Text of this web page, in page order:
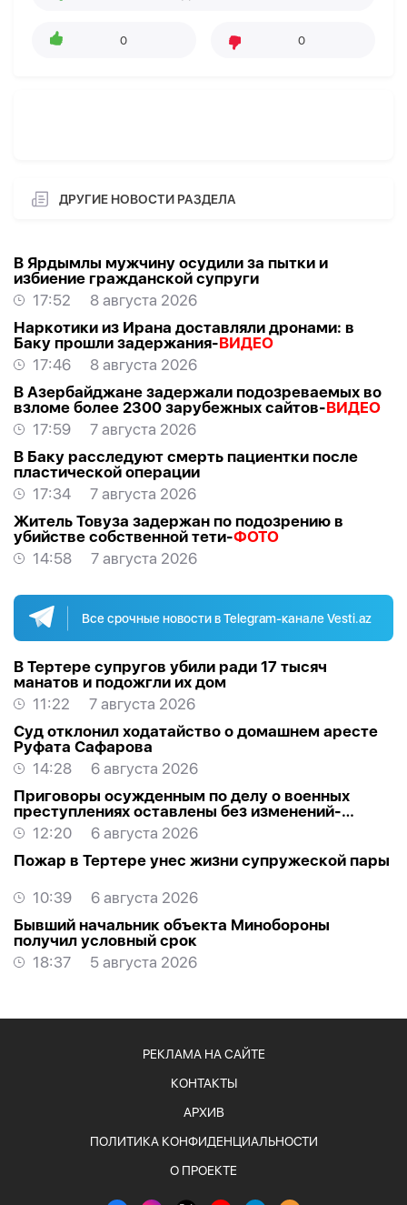
0 0
ДРУГИЕ НОВОСТИ РАЗДЕЛА
В Ярдымлы мужчину осудили за пытки и
избиение гражданской супруги
17:52
8 августа 2026
Наркотики из Ирана доставляли дронами: в
Баку прошли задержания-ВИДЕО
17:46
8 августа 2026
В Азербайджане задержали подозреваемых во
взломе более 2300 зарубежных сайтов-ВИДЕО
17:59
7 августа 2026
В Баку расследуют смерть пациентки после
пластической операции
17:34
7 августа 2026
Житель Товуза задержан по подозрению в
убийстве собственной тети-ФОТО
14:58
7 августа 2026
Все срочные новости в Telegram-канале Vesti.az
В Тертере супругов убили ради 17 тысяч
манатов и подожгли их дом
11:22
7 августа 2026
Суд отклонил ходатайство о домашнем аресте
Руфата Сафарова
14:28
6 августа 2026
Приговоры осужденным по делу о военных
преступлениях оставлены без изменений-
ОБНОВЛЕНО
12:20
6 августа 2026
Пожар в Тертере унес жизни супружеской пары
10:39
6 августа 2026
Бывший начальник объекта Минобороны
получил условный срок
18:37
5 августа 2026
РЕКЛАМА НА САЙТЕ
КОНТАКТЫ
АРХИВ
ПОЛИТИКА КОНФИДЕНЦИАЛЬНОСТИ
О ПРОЕКТЕ